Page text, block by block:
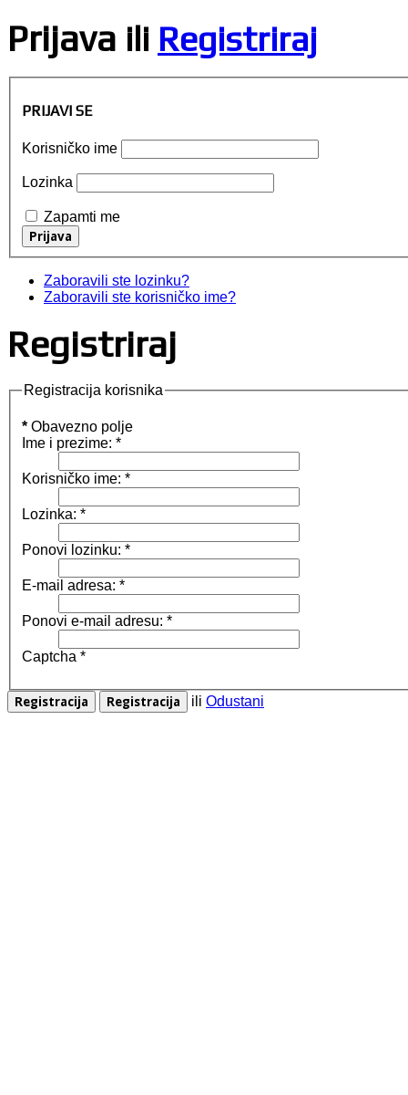
Prijava ili Registriraj
PRIJAVI SE
Korisničko ime
Lozinka
Zapamti me
Zaboravili ste lozinku?
Zaboravili ste korisničko ime?
Registriraj
Registracija korisnika
* Obavezno polje
Ime i prezime: *
Korisničko ime: *
Lozinka: *
Ponovi lozinku: *
E-mail adresa: *
Ponovi e-mail adresu: *
Captcha *
ili Odustani